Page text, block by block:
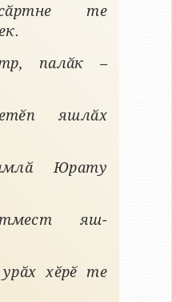
те
палӑк –
яшлӑх
Юрату
яш-
хӗрӗ те